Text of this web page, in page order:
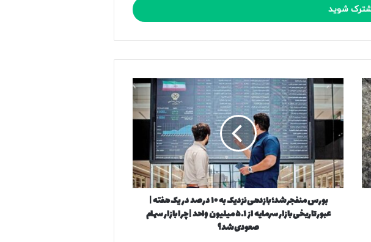
ب
ر
س
م
ن
ف
ج
ر
بورس منفجر شد؛ بازدهی نزدیک به ۱۰ درصد در یک هفته |
عبور تاریخی بازار سرمایه از ۵.۱ میلیون واحد | چرا بازار سهام
صعودی شد؟